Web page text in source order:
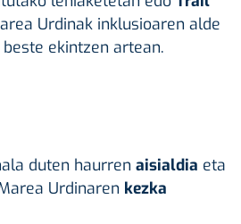
Urdinak inklusioaren alde
ekintzen artean.
duten haurren aisialdia eta
Urdinaren kezka